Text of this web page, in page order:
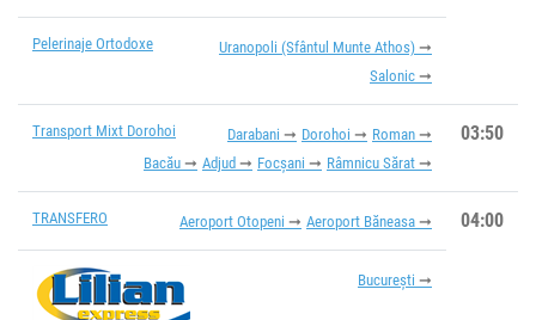
Pelerinaje Ortodoxe
Uranopoli (Sfântul Munte Athos)
Salonic
Transport Mixt Dorohoi Darabani Dorohoi
Roman
Bacău
Adjud Focșani Râmnicu Sărat
03:50
TRANSFERO Aeroport Otopeni Aeroport Băneasa 04:00
București